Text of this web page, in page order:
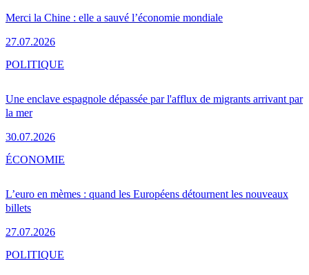
Merci la Chine : elle a sauvé l’économie mondiale
27.07.2026
Une enclave espagnole dépassée par l'afflux de migrants arrivant par
la mer
30.07.2026
POLITIQUE
L’euro en mèmes : quand les Européens détournent les nouveaux
billets
27.07.2026
ÉCONOMIE
POLITIQUE